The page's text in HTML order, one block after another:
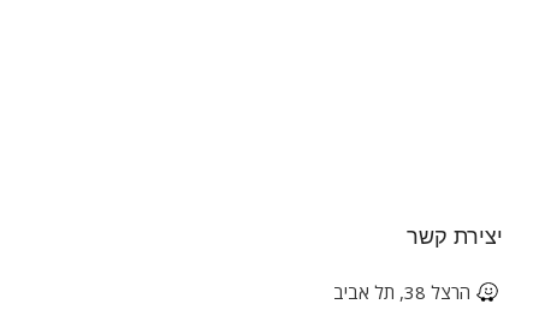
יצירת קשר
הרצל 38, תל אביב